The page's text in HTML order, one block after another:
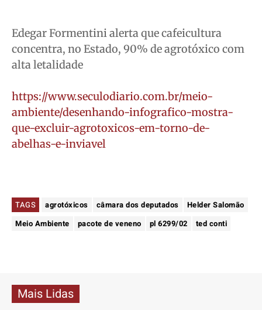
Edegar Formentini alerta que cafeicultura
concentra, no Estado, 90% de agrotóxico com
alta letalidade
https://www.seculodiario.com.br/meio-
ambiente/desenhando-infografico-mostra-
que-excluir-agrotoxicos-em-torno-de-
abelhas-e-inviavel
TAGS agrotóxicos câmara dos deputados
Helder Salomão
Meio Ambiente
pacote de veneno pl 6299/02 ted conti
Mais Lidas